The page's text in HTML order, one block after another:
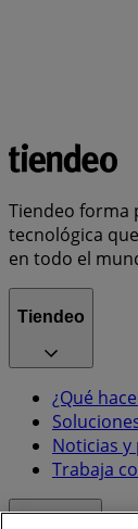
Tiendeo forma
tecnológica
en todo el
Tiendeo
¿Qué
Noticias y
Trabaja